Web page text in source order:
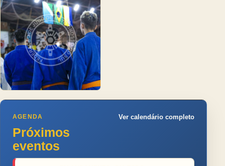
AGENDA
Próximos
eventos
Ver calendário completo